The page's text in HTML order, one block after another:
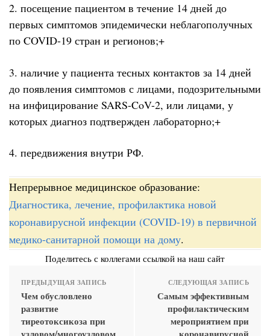
2. посещение пациентом в течение 14 дней до
первых симптомов эпидемически неблагополучных
по COVID-19 стран и регионов;+
3. наличие у пациента тесных контактов за 14 дней
до появления симптомов с лицами, подозрительными
на инфицирование SARS-CoV-2, или лицами, у
которых диагноз подтвержден лабораторно;+
4. передвижения внутри РФ.
Непрерывное медицинское образование:
Диагностика, лечение, профилактика новой
коронавирусной инфекции (COVID-19) в первичной
медико-санитарной помощи на дому.
Поделитесь с коллегами ссылкой на наш сайт
ПРЕДЫДУЩАЯ ЗАПИСЬ
Чем обусловлено
развитие
тиреотоксикоза при
СЛЕДУЮЩАЯ ЗАПИСЬ
Самым эффективным
профилактическим
мероприятием при